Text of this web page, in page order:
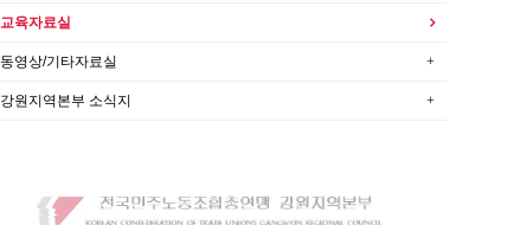
교육자료실
동영상/기타자료실
강원지역본부 소식지